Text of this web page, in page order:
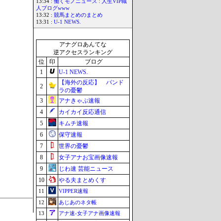
13:34 : 働くモノニュース : 人生VIP職
人ブログwww
13:32 : 競馬まとめのまとめ
13:31 : U-1 NEWS.
アナグロあんてな
逆アクセスランキング
位
印
ブログ
1
U-1 NEWS.
2
【海外の反応】 パンド
ラの憂鬱
3
アナきゃぷ速報
4
カイカイ反応通信
5
キムチ速報
6
保守速報
7
世界の憂鬱
8
女子アナお宝画像速報
9
じわ速 芸能ニュース
10
やる夫まとめくす
11
VIPPER速報
12
あじあのネタ帳
13
アナ速‐女子アナ画像速報